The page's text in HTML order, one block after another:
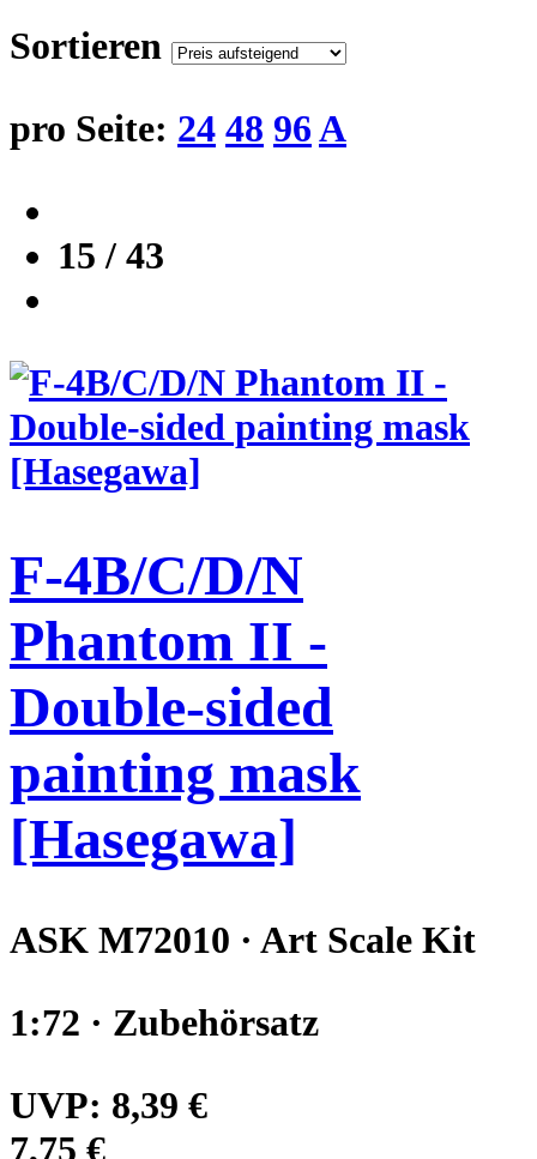
Sortieren
pro Seite: 24 48 96A
15 / 43
F-4B/C/D/N
Phantom II -
Double-sided
painting mask
[Hasegawa]
ASK M72010 · Art Scale Kit
1:72 · Zubehörsatz
UVP: 8,39 €
7,75 €